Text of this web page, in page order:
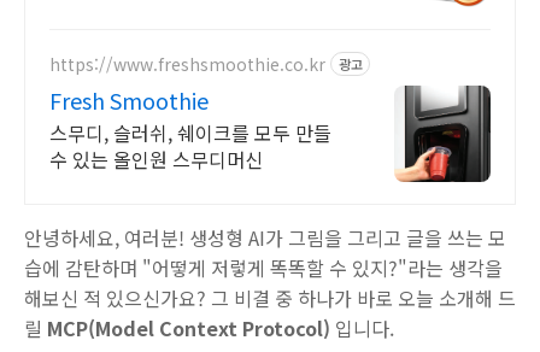
https://www.freshsmoothie.co.kr 광고
Fresh Smoothie
스무디, 슬러쉬, 쉐이크를 모두 만들
수 있는 올인원 스무디머신
안녕하세요, 여러분! 생성형 AI가 그림을 그리고 글을 쓰는 모
습에 감탄하며 "어떻게 저렇게 똑똑할 수 있지?"라는 생각을
해보신 적 있으신가요? 그 비결 중 하나가 바로 오늘 소개해 드
릴 MCP(Model Context Protocol) 입니다.